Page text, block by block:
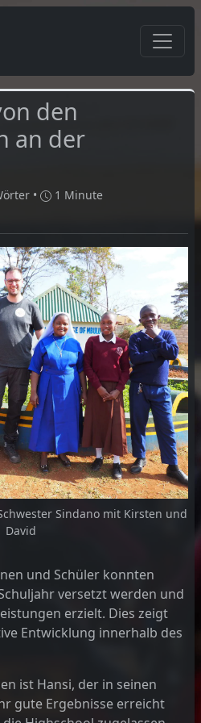
den
an der
•
1 Minute
Sindano mit Kirsten und
David
und Schüler konnten
versetzt werden und
erzielt. Dies zeigt
Entwicklung innerhalb des
ist Hansi, der in seinen
gute Ergebnisse erreicht